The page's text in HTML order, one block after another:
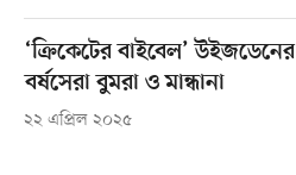
‘ক্রিকেটের বাইবেল’ উইজডেনের
বর্ষসেরা বুমরা ও মান্ধানা
২২ এপ্রিল ২০২৫